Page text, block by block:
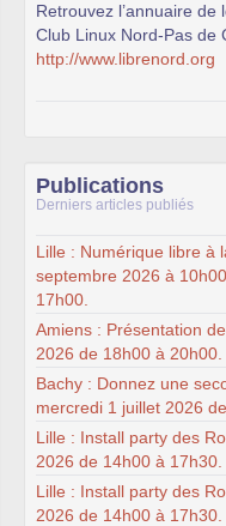
Retrouvez l’annuaire de
Club Linux Nord-Pas de
http://www.librenord.org
Publications
Derniers articles publiés
Lille : Numérique libre à
septembre 2026 à
17h00.
Amiens : Présentation
2026 de 18h00 à 20h00.
Bachy : Donnez une
mercredi 1 juillet 2026
Lille : Install party des
2026 de 14h00 à 17h30.
Lille : Install party des
2026 de 14h00 à 17h30.